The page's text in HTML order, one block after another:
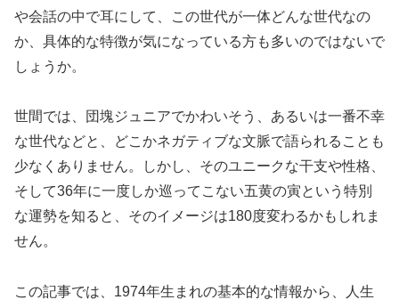
や会話の中で耳にして、この世代が一体どんな世代なの
か、具体的な特徴が気になっている方も多いのではないで
しょうか。
世間では、団塊ジュニアでかわいそう、あるいは一番不幸
な世代などと、どこかネガティブな文脈で語られることも
少なくありません。しかし、そのユニークな干支や性格、
そして36年に一度しか巡ってこない五黄の寅という特別
な運勢を知ると、そのイメージは180度変わるかもしれま
せん。
この記事では、1974年生まれの基本的な情報から、人生